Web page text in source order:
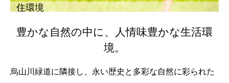
住環境
豊かな自然の中に、人情味豊かな生活環
境。
烏山川緑道に隣接し、永い歴史と多彩な自然に彩られた